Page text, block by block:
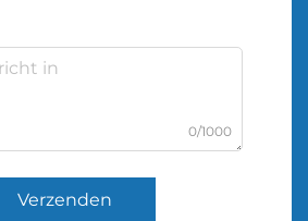
0/1000
Verzenden